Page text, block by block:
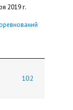
2019 г.
10:2